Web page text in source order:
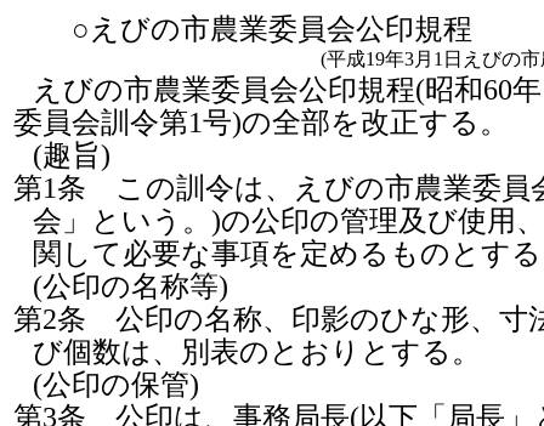
○えびの市農業委員会公印規程
(平成19年3月1日えびの
えびの市農業委員会公印規程(昭和60
委員会訓令第1号)の全部を改正する。
(趣旨)
第1条 この訓令は、えびの市農業委員
会」という。)の公印の管理及び使用
関して必要な事項を定めるものとす
(公印の名称等)
第2条 公印の名称、印影のひな形、寸
び個数は、別表のとおりとする。
(公印の保管)
第3条 公印は、事務局長(以下「局長